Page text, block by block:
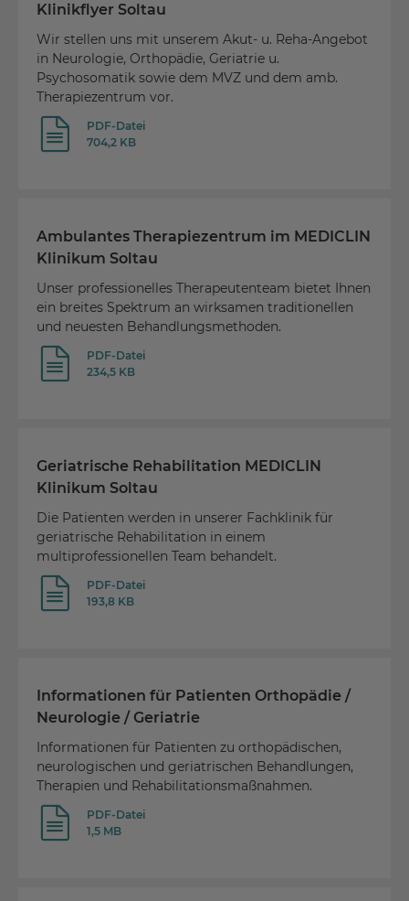
PDF-Datei
704,2 KB
Klinikflyer Soltau
Wir stellen uns mit unserem Akut- u. Reha-Angebot
in Neurologie, Orthopädie, Geriatrie u.
Psychosomatik sowie dem MVZ und dem amb.
Therapiezentrum vor.
PDF-Datei
234,5 KB
Ambulantes Therapiezentrum im MEDICLIN
Klinikum Soltau
Unser professionelles Therapeutenteam bietet Ihnen
ein breites Spektrum an wirksamen traditionellen
und neuesten Behandlungsmethoden.
PDF-Datei
193,8 KB
Geriatrische Rehabilitation MEDICLIN
Klinikum Soltau
Die Patienten werden in unserer Fachklinik für
geriatrische Rehabilitation in einem
multiprofessionellen Team behandelt.
PDF-Datei
1,5 MB
Informationen für Patienten Orthopädie /
Neurologie / Geriatrie
Informationen für Patienten zu orthopädischen,
neurologischen und geriatrischen Behandlungen,
Therapien und Rehabilitationsmaßnahmen.